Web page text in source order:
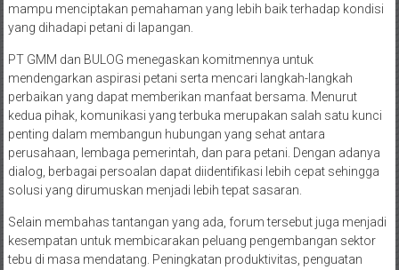
mampu menciptakan pemahaman yang lebih baik terhadap kondisi
yang dihadapi petani di lapangan.
PT GMM dan BULOG menegaskan komitmennya untuk
mendengarkan aspirasi petani serta mencari langkah-langkah
perbaikan yang dapat memberikan manfaat bersama. Menurut
kedua pihak, komunikasi yang terbuka merupakan salah satu kunci
penting dalam membangun hubungan yang sehat antara
perusahaan, lembaga pemerintah, dan para petani. Dengan adanya
dialog, berbagai persoalan dapat diidentifikasi lebih cepat sehingga
solusi yang dirumuskan menjadi lebih tepat sasaran.
Selain membahas tantangan yang ada, forum tersebut juga menjadi
kesempatan untuk membicarakan peluang pengembangan sektor
tebu di masa mendatang. Peningkatan produktivitas, penguatan